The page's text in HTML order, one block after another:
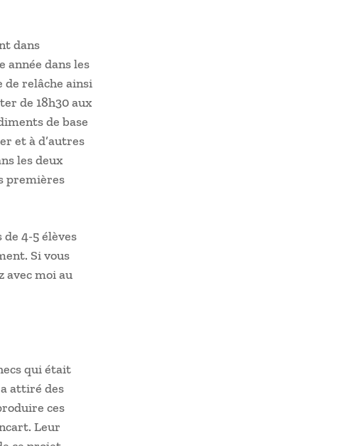
dans
année dans les
de relâche ainsi
de 18h30 aux
de base
et à d’autres
les deux
premières
4-5 élèves
Si vous
avec moi au
qui était
attiré des
ces
Leur